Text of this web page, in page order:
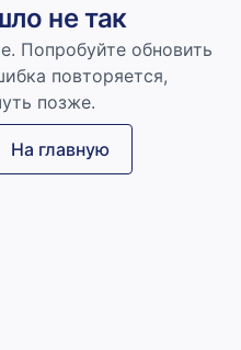
не так
Попробуйте обновить
повторяется,
позже.
На главную